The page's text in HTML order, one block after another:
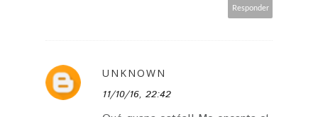
Responder
UNKNOWN
11/10/16, 22:42